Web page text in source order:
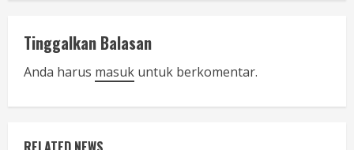
n
u
e
Tinggalkan Balasan
Anda harus masuk untuk berkomentar.